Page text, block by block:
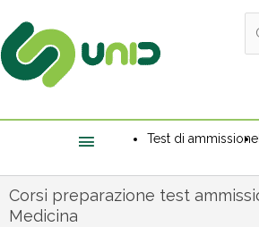
l'header
Test di ammissione
Corsi preparazione test
Medicina